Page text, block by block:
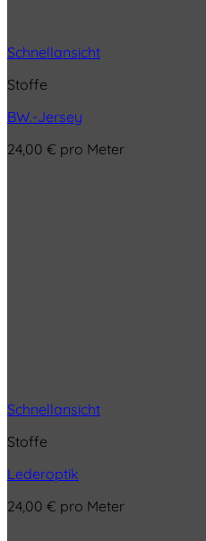
Schnellansicht
Stoffe
BW.-Jersey
24,00 € pro Meter
Schnellansicht
Stoffe
Lederoptik
24,00 € pro Meter